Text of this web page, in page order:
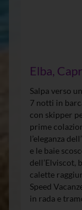
Elba,
Salpa verso
7 notti in
con skipper
prime
l’eleganza
e le baie
dell’Elviscot,
calette
Speed
in rada e